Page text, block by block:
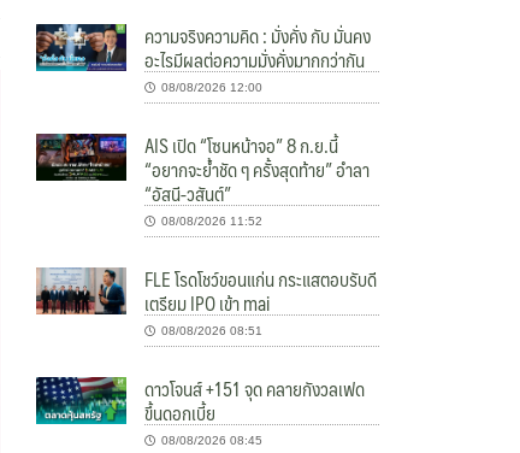
ความจริงความคิด : มั่งคั่ง กับ มั่นคง
อะไรมีผลต่อความมั่งคั่งมากกว่ากัน
08/08/2026 12:00
AIS เปิด “โซนหน้าจอ” 8 ก.ย.นี้
“อยากจะย้ำชัด ๆ ครั้งสุดท้าย” อำลา
“อัสนี-วสันต์”
08/08/2026 11:52
FLE โรดโชว์ขอนแก่น กระแสตอบรับดี
เตรียม IPO เข้า mai
08/08/2026 08:51
ดาวโจนส์ +151 จุด คลายกังวลเฟด
ขึ้นดอกเบี้ย
08/08/2026 08:45